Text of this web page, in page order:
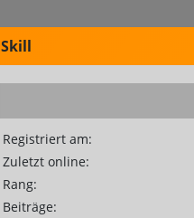
Skill
Registriert am:
Zuletzt online:
Rang:
Beiträge: